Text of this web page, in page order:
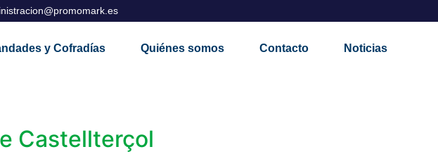
y Cofradías Quiénes somos Contacto Noticias
Castellterçol